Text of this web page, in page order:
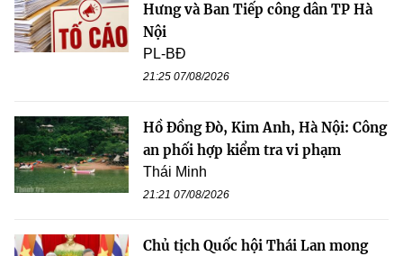
Hưng và Ban Tiếp công dân TP Hà
Nội
PL-BĐ
21:25 07/08/2026
Hồ Đồng Đò, Kim Anh, Hà Nội: Công
an phối hợp kiểm tra vi phạm
Thái Minh
21:21 07/08/2026
Chủ tịch Quốc hội Thái Lan mong